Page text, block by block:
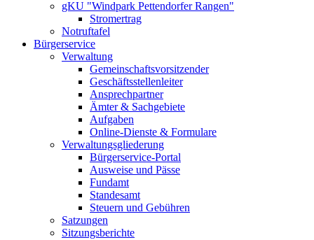
gKU "Windpark Pettendorfer Rangen"
Stromertrag
Notruftafel
Bürgerservice
Verwaltung
Gemeinschaftsvorsitzender
Geschäftsstellenleiter
Ansprechpartner
Ämter & Sachgebiete
Aufgaben
Online-Dienste & Formulare
Verwaltungsgliederung
Bürgerservice-Portal
Ausweise und Pässe
Fundamt
Standesamt
Steuern und Gebühren
Satzungen
Sitzungsberichte